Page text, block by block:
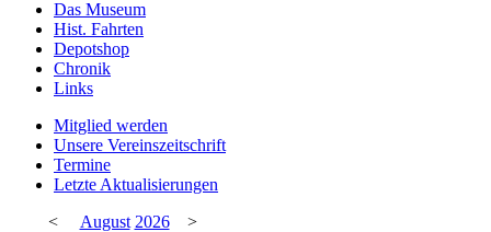
Das Museum
Hist. Fahrten
Depotshop
Chronik
Links
Mitglied werden
Unsere Vereinszeitschrift
Termine
Letzte Aktualisierungen
<
August 2026
>